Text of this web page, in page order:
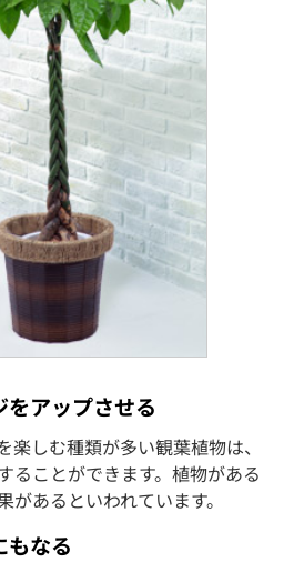
アップさせる
楽しむ種類が多い観葉植物は、
ることができます。植物がある
があるといわれています。
もなる